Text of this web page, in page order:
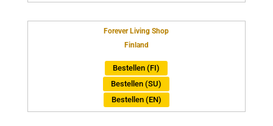
Forever Living Shop
Finland
Bestellen (FI)
Bestellen (SU)
Bestellen (EN)